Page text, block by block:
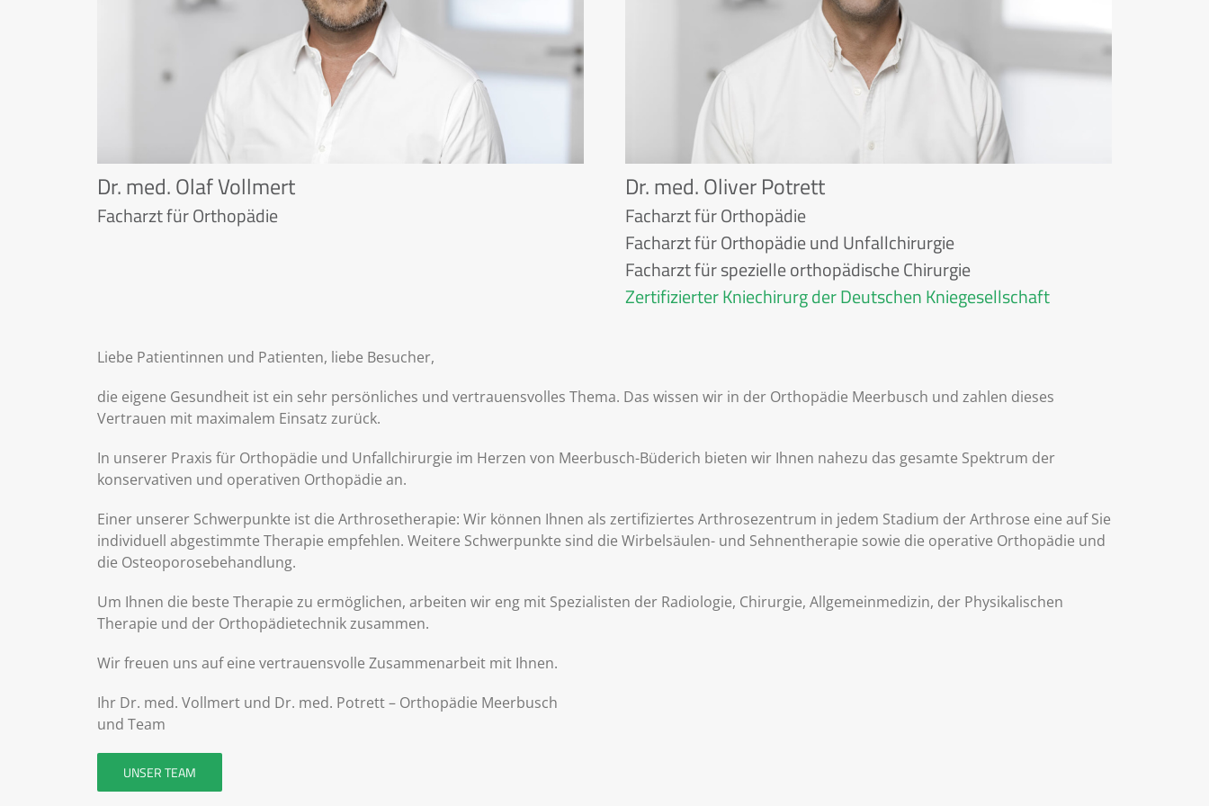
Dr. med. Olaf Vollmert
Facharzt für Orthopädie
Dr. med. Oliver Potrett
Facharzt für Orthopädie
Facharzt für Orthopädie und Unfallchirurgie
Facharzt für spezielle orthopädische Chirurgie
Zertifizierter Kniechirurg der Deutschen Kniegesellschaft
Liebe Patientinnen und Patienten, liebe Besucher,
die eigene Gesundheit ist ein sehr persönliches und vertrauensvolles Thema. Das wissen wir in der Orthopädie Meerbusch und zahlen dieses
Vertrauen mit maximalem Einsatz zurück.
In unserer Praxis für Orthopädie und Unfallchirurgie im Herzen von Meerbusch-Büderich bieten wir Ihnen nahezu das gesamte Spektrum der
konservativen und operativen Orthopädie an.
Einer unserer Schwerpunkte ist die Arthrosetherapie: Wir können Ihnen als zertifiziertes Arthrosezentrum in jedem Stadium der Arthrose eine auf Sie
individuell abgestimmte Therapie empfehlen. Weitere Schwerpunkte sind die Wirbelsäulen- und Sehnentherapie sowie die operative Orthopädie und
die Osteoporosebehandlung.
Um Ihnen die beste Therapie zu ermöglichen, arbeiten wir eng mit Spezialisten der Radiologie, Chirurgie, Allgemeinmedizin, der Physikalischen
Therapie und der Orthopädietechnik zusammen.
Wir freuen uns auf eine vertrauensvolle Zusammenarbeit mit Ihnen.
Ihr Dr. med. Vollmert und Dr. med. Potrett – Orthopädie Meerbusch
und Team
UNSER TEAM